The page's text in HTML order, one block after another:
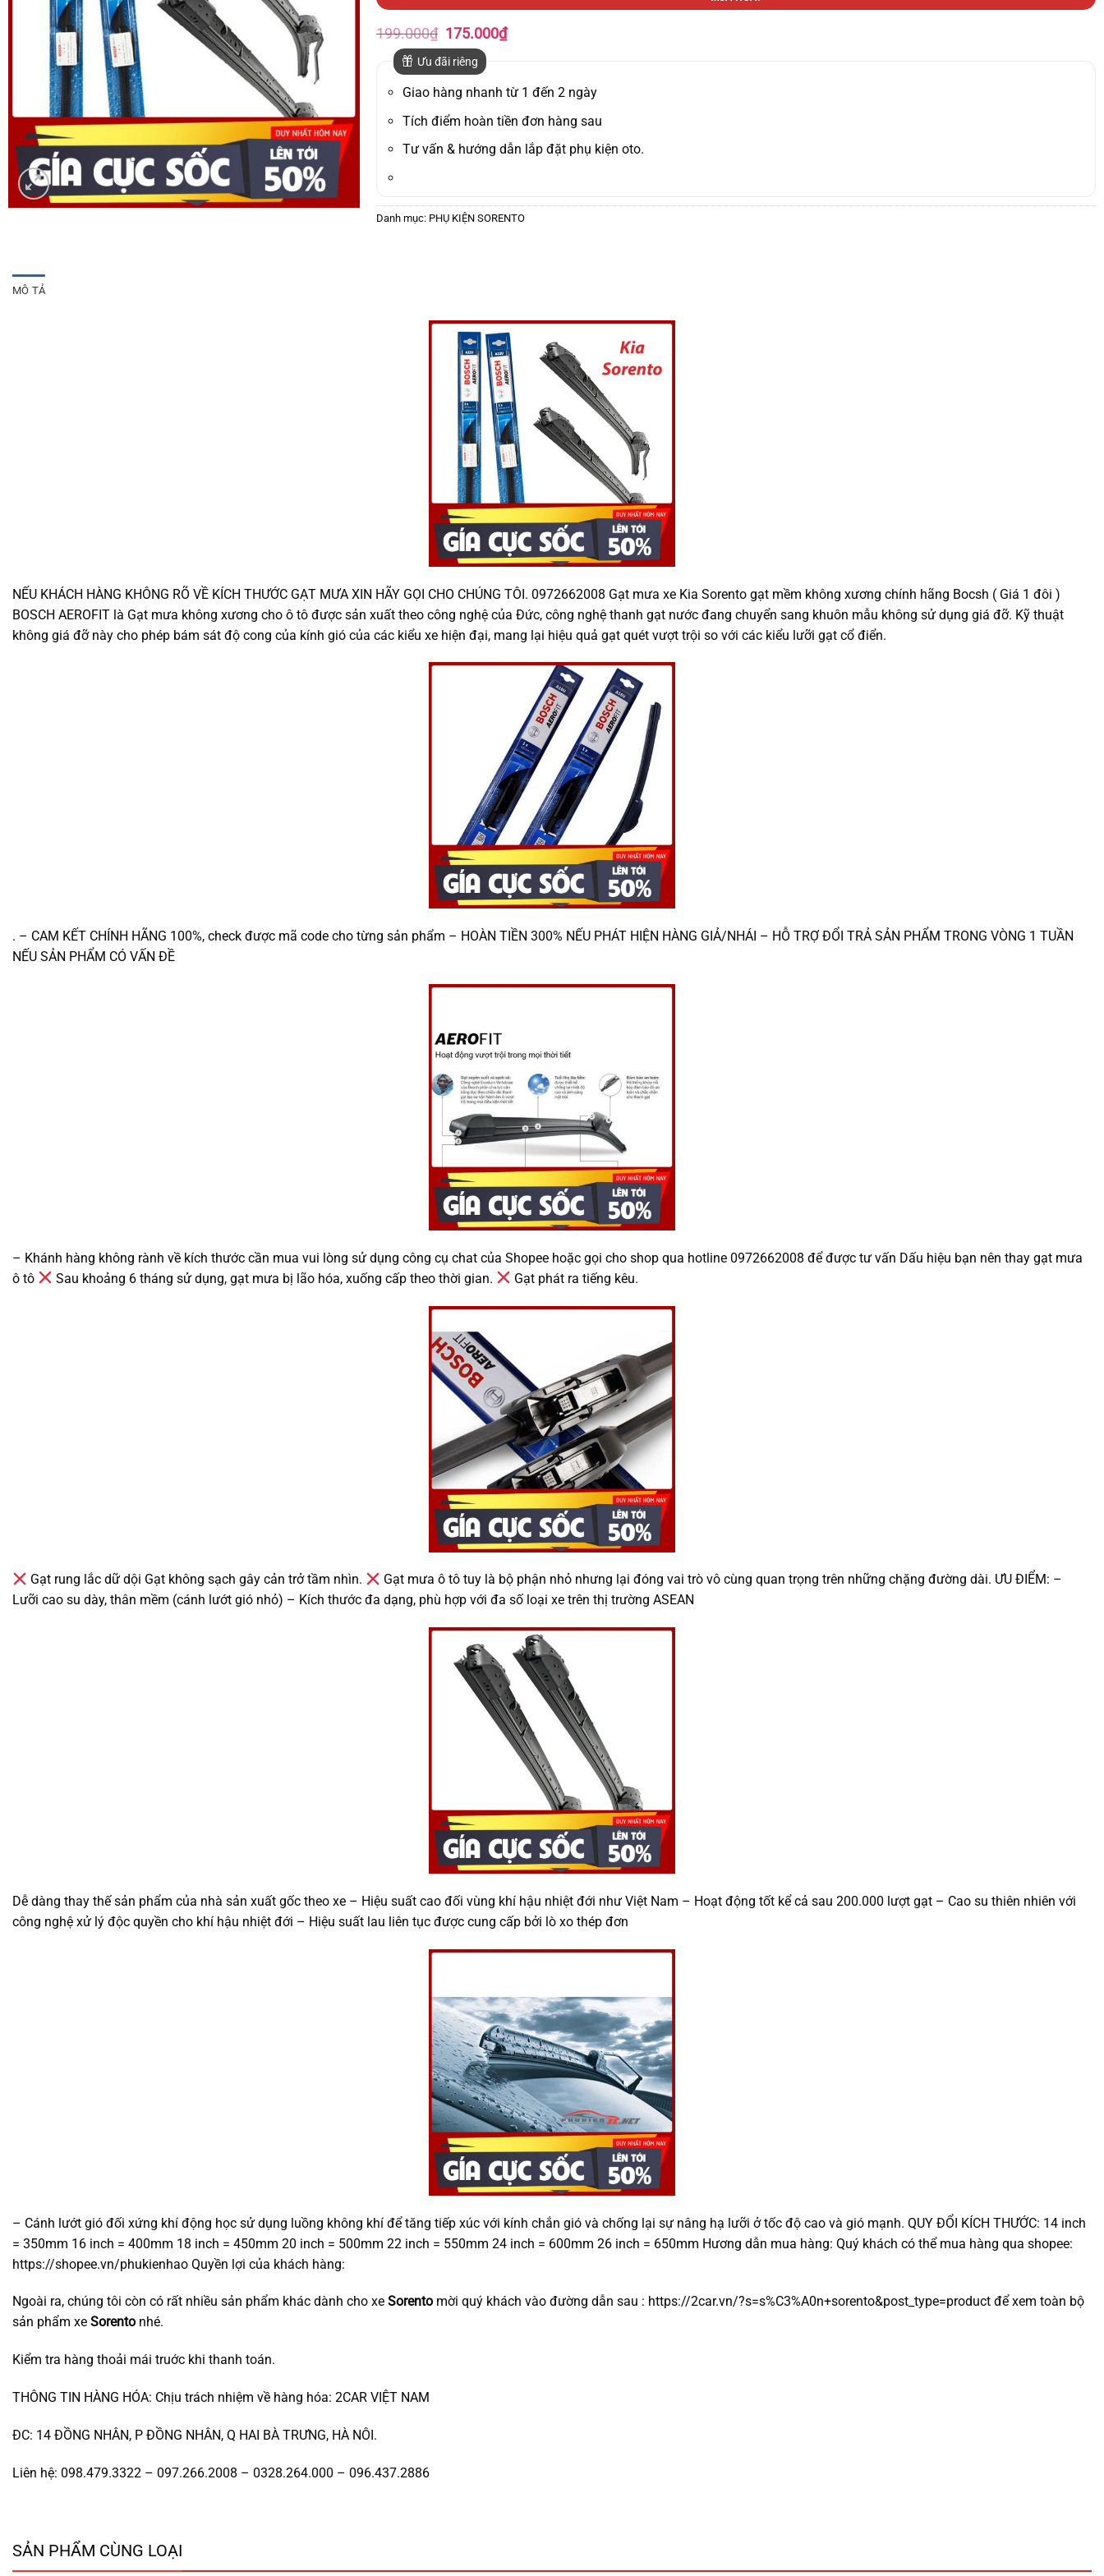
199.000₫ Giá
gốc
là:
199.000₫.
175.000₫Giá
175.000₫.
Ưu đãi riêng
Giao hàng nhanh từ 1 đến 2 ngày
Tích điểm hoàn tiền đơn hàng sau
Tư vấn & hướng dẫn lắp đặt phụ kiện oto.
Danh mục: PHỤ KIỆN SORENTO
MÔ TẢ
NẾU KHÁCH HÀNG KHÔNG RÕ VỀ KÍCH THƯỚC GẠT MƯA XIN HÃY GỌI CHO CHÚNG TÔI. 0972662008 Gạt mưa xe Kia Sorento gạt mềm không xương chính hãng Bocsh ( Giá 1 đôi )
BOSCH AEROFIT là Gạt mưa không xương cho ô tô được sản xuất theo công nghệ của Đức, công nghệ thanh gạt nước đang chuyển sang khuôn mẫu không sử dụng giá đỡ. Kỹ thuật
không giá đỡ này cho phép bám sát độ cong của kính gió của các kiểu xe hiện đại, mang lại hiệu quả gạt quét vượt trội so với các kiểu lưỡi gạt cổ điển.
. – CAM KẾT CHÍNH HÃNG 100%, check được mã code cho từng sản phẩm – HOÀN TIỀN 300% NẾU PHÁT HIỆN HÀNG GIẢ/NHÁI – HỖ TRỢ ĐỔI TRẢ SẢN PHẨM TRONG VÒNG 1 TUẦN
NẾU SẢN PHẨM CÓ VẤN ĐỀ
– Khánh hàng không rành về kích thước cần mua vui lòng sử dụng công cụ chat của Shopee hoặc gọi cho shop qua hotline 0972662008 để được tư vấn Dấu hiệu bạn nên thay gạt mưa
ô tô
Sau khoảng 6 tháng sử dụng, gạt mưa bị lão hóa, xuống cấp theo thời gian. Gạt phát ra tiếng kêu.
Gạt rung lắc dữ dội Gạt không sạch gây cản trở tầm nhìn.
Gạt mưa ô tô tuy là bộ phận nhỏ nhưng lại đóng vai trò vô cùng quan trọng trên những chặng đường dài. ƯU ĐIỂM: –
Lưỡi cao su dày, thân mềm (cánh lướt gió nhỏ) – Kích thước đa dạng, phù hợp với đa số loại xe trên thị trường ASEAN
Dễ dàng thay thế sản phẩm của nhà sản xuất gốc theo xe – Hiệu suất cao đối vùng khí hậu nhiệt đới như Việt Nam – Hoạt động tốt kể cả sau 200.000 lượt gạt – Cao su thiên nhiên với
công nghệ xử lý độc quyền cho khí hậu nhiệt đới – Hiệu suất lau liên tục được cung cấp bởi lò xo thép đơn
– Cánh lướt gió đối xứng khí động học sử dụng luồng không khí để tăng tiếp xúc với kính chắn gió và chống lại sự nâng hạ lưỡi ở tốc độ cao và gió mạnh. QUY ĐỔI KÍCH THƯỚC: 14 inch
= 350mm 16 inch = 400mm 18 inch = 450mm 20 inch = 500mm 22 inch = 550mm 24 inch = 600mm 26 inch = 650mm Hương dẫn mua hàng: Quý khách có thể mua hàng qua shopee:
https://shopee.vn/phukienhao Quyền lợi của khách hàng:
Ngoài ra, chúng tôi còn có rất nhiều sản phẩm khác dành cho xe Sorento mời quý khách vào đường dẫn sau : https://2car.vn/?s=s%C3%A0n+sorento&post_type=product để xem toàn bộ
sản phẩm xe Sorento nhé.
Kiểm tra hàng thoải mái truớc khi thanh toán.
THÔNG TIN HÀNG HÓA: Chịu trách nhiệm về hàng hóa: 2CAR VIỆT NAM
ĐC: 14 ĐỒNG NHÂN, P ĐỒNG NHÂN, Q HAI BÀ TRƯNG, HÀ NÔI.
Liên hệ: 098.479.3322 – 097.266.2008 – 0328.264.000 – 096.437.2886
SẢN PHẨM CÙNG LOẠI